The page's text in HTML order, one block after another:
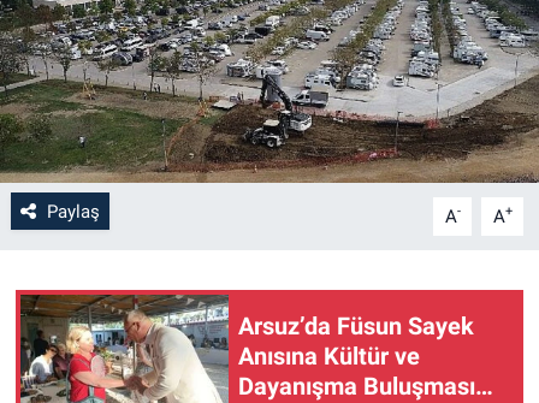
Paylaş A- A+
Arsuz’da Füsun Sayek
Anısına Kültür ve
Dayanışma Buluşması…